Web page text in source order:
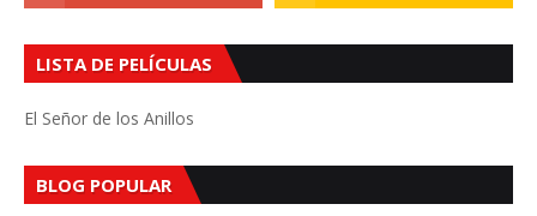
LISTA DE PELÍCULAS
El Señor de los Anillos
BLOG POPULAR